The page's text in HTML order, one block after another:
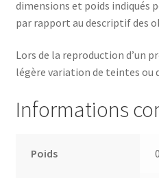
dimensions et poids indiqués
par rapport au descriptif des
Lors de la reproduction d’un
légère variation de teintes ou
Informations
Poids